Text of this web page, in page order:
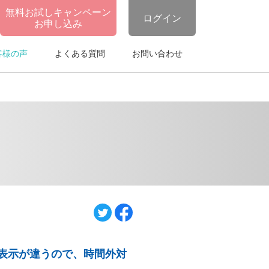
無料お試しキャンペーン
お申し込み
ログイン
様の声 よくある質問 お問い合わせ
示が違うので、時間外対